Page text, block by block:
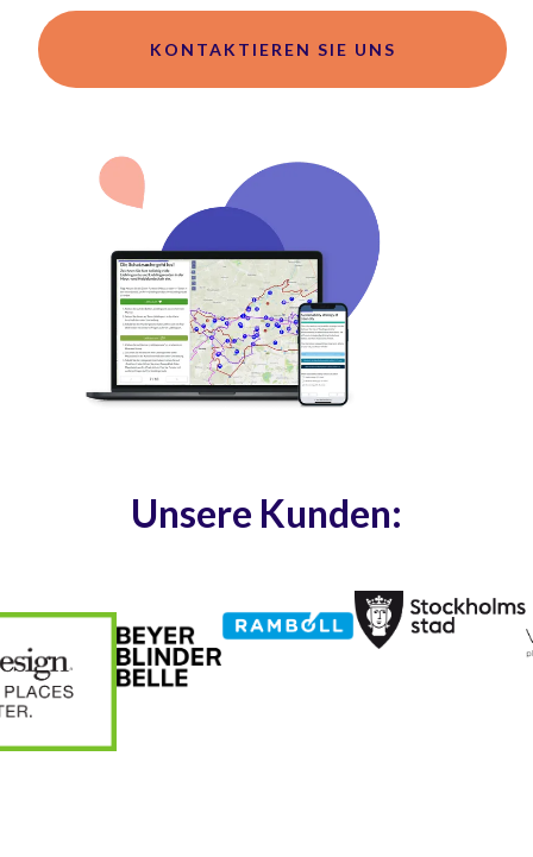
KONTAKTIEREN SIE UNS
Unsere Kunden: